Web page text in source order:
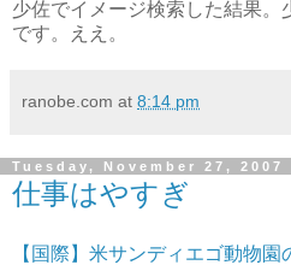
少佐でイメージ検索した結果。
です。ええ。
ranobe.com at 8:14 pm
Tuesday, November 27, 2007
仕事はやすぎ
【国際】米サンディエゴ動物園